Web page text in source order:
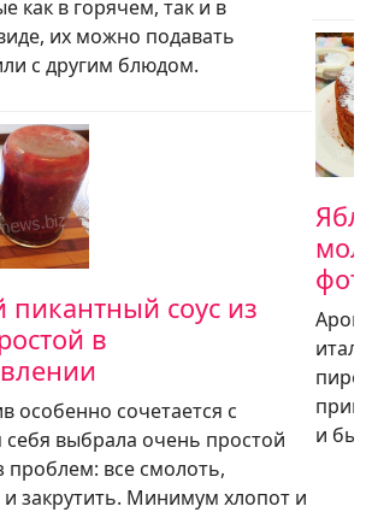
как в горячем, так и в
их можно подавать
с другим блюдом.
пикантный соус из
в
особенно сочетается с
выбрала очень простой
проблем: все смолоть,
закрутить. Минимум хлопот и
и